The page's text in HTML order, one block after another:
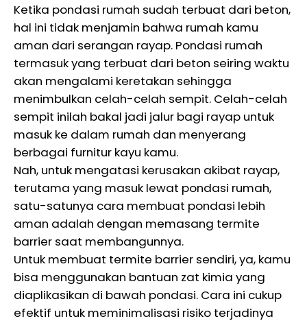
Ketika pondasi rumah sudah terbuat dari beton,
hal ini tidak menjamin bahwa rumah kamu
aman dari serangan rayap. Pondasi rumah
termasuk yang terbuat dari beton seiring waktu
akan mengalami keretakan sehingga
menimbulkan celah-celah sempit. Celah-celah
sempit inilah bakal jadi jalur bagi rayap untuk
masuk ke dalam rumah dan menyerang
berbagai furnitur kayu kamu.
Nah, untuk mengatasi kerusakan akibat rayap,
terutama yang masuk lewat pondasi rumah,
satu-satunya cara membuat pondasi lebih
aman adalah dengan memasang termite
barrier saat membangunnya.
Untuk membuat termite barrier sendiri, ya, kamu
bisa menggunakan bantuan zat kimia yang
diaplikasikan di bawah pondasi. Cara ini cukup
efektif untuk meminimalisasi risiko terjadinya